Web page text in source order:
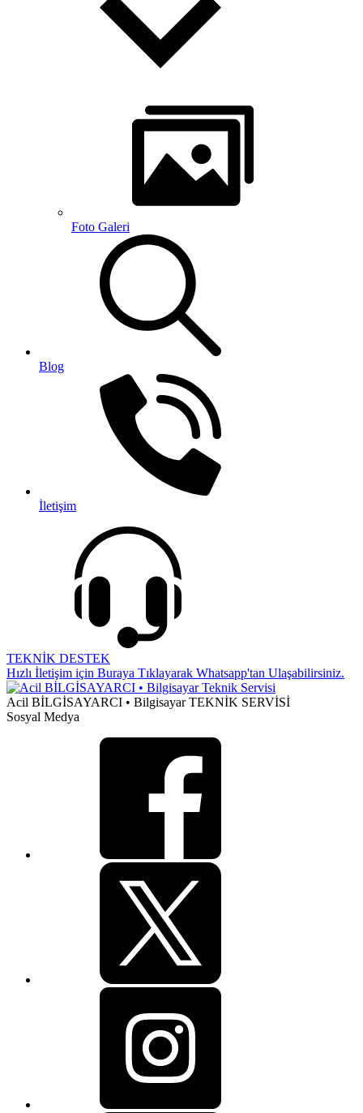
Foto Galeri
Blog
İletişim
TEKNİK DESTEK
Hızlı İletişim için Buraya Tıklayarak Whatsapp'tan Ulaşabilirsiniz.
Acil BİLGİSAYARCI • Bilgisayar TEKNİK SERVİSİ
Sosyal Medya